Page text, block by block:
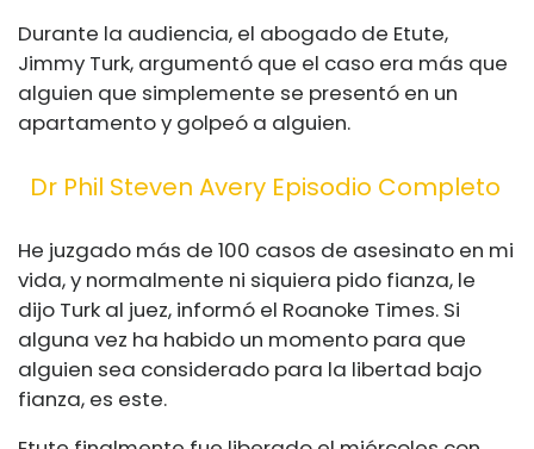
Durante la audiencia, el abogado de Etute,
Jimmy Turk, argumentó que el caso era más que
alguien que simplemente se presentó en un
apartamento y golpeó a alguien.
Dr Phil Steven Avery Episodio Completo
He juzgado más de 100 casos de asesinato en mi
vida, y normalmente ni siquiera pido fianza, le
dijo Turk al juez, informó el Roanoke Times. Si
alguna vez ha habido un momento para que
alguien sea considerado para la libertad bajo
fianza, es este.